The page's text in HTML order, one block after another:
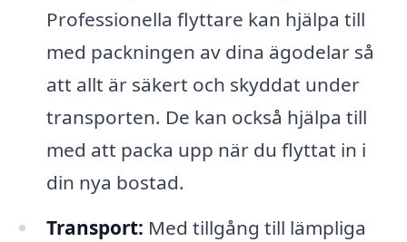
Professionella flyttare kan hjälpa till
med packningen av dina ägodelar så
att allt är säkert och skyddat under
transporten. De kan också hjälpa till
med att packa upp när du flyttat in i
din nya bostad.
Transport: Med tillgång till lämpliga